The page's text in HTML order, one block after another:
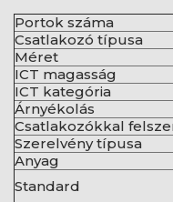
Portok száma
Csatlakozó típusa
Méret
ICT magasság
ICT kategória
Árnyékolás
Csatlakozókkal
Szerelvény típusa
Anyag
Standard